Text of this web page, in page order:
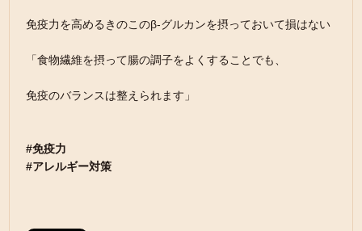
免疫力を高めるきのこのβ-グルカンを摂っておいて損はない
「食物繊維を摂って腸の調子をよくすることでも、
免疫のバランスは整えられます」
#免疫力
#アレルギー対策